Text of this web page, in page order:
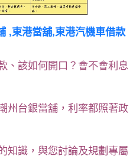
,東港當舖,東港汽機車借款
、該如何開口？會不會利息
州台銀當舖，利率都照著政
知識，與您討論及規劃專屬